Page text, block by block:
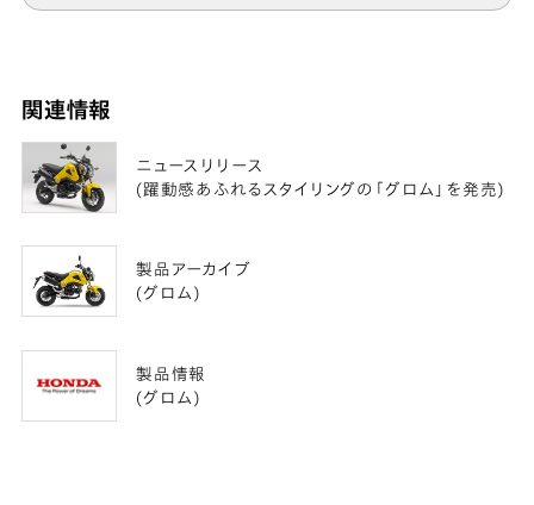
関連情報
ニュースリリース
(躍動感あふれるスタイリングの「グロム」を発売)
製品アーカイブ
(グロム)
製品情報
(グロム)